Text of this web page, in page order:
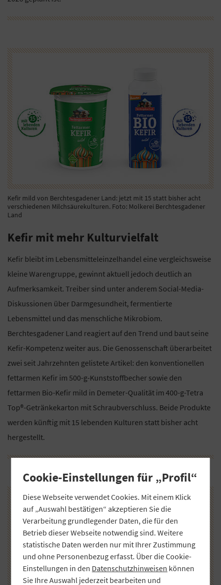
Kefir mild von Berchtesgadener Land: jetzt mit 15 statt bisher acht
verschiedenen Milchsäurekulturen. Foto: Molkerei Berchtesgadener
Land
Kefir mit mehr Kulturvielfalt
Kefir bleibt im Lebensmitteleinzelhandel eine vergleichsweise
kleine Warengruppe, gewinnt aktuell jedoch deutlich an
Aufmerksamkeit. Treiber sind unter anderem Social-Media-
Diskussionen über Darmgesundheit, fermentierte
Lebensmittel und das menschliche Mikrobiom.
Berchtesgadener Land reagiert auf den Trend und baut seine
Kefir-Kompetenz weiter aus. Die Genossenschaft überarbeitet
zwei seit Jahrzehnten gelistete Artikel: den konventionellen
fettarmen Kefir im 500-g-Kunststoffbecher sowie den
fettarmen Bio-Kefir mild in Demeter-Qualität im 400-g-Tetra
Top®-Getränkekarton mit Schraubverschluss. Beide Produkte
werden künftig mit 15 lebenden Kulturen statt bisher acht
hergestellt.
Cookie-Einstellungen für „Profil“
Diese Webseite verwendet Cookies. Mit einem Klick
auf „Auswahl bestätigen“ akzeptieren Sie die
Verarbeitung grundlegender Daten, die für den
Betrieb dieser Webseite notwendig sind. Weitere
statistische Daten werden nur mit Ihrer Zustimmung
und ohne Personenbezug erfasst. Über die Cookie-
Einstellungen in den Datenschutzhinweisen können
Sie Ihre Auswahl jederzeit bearbeiten und